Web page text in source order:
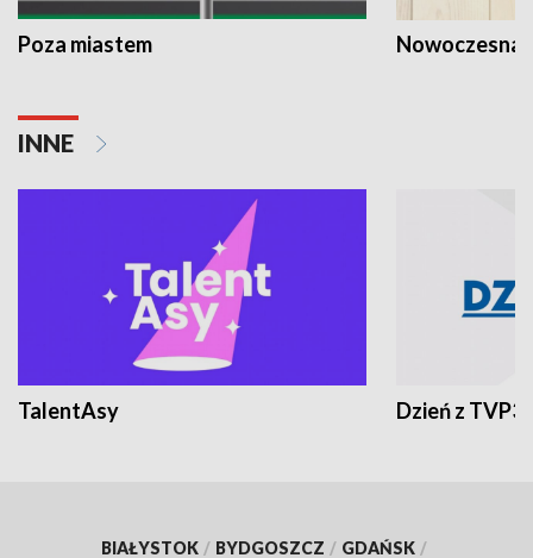
Poza miastem Nowoczesna
INNE
TalentAsy Dzień z TVP3
BIAŁYSTOK / BYDGOSZCZ / GDAŃSK /